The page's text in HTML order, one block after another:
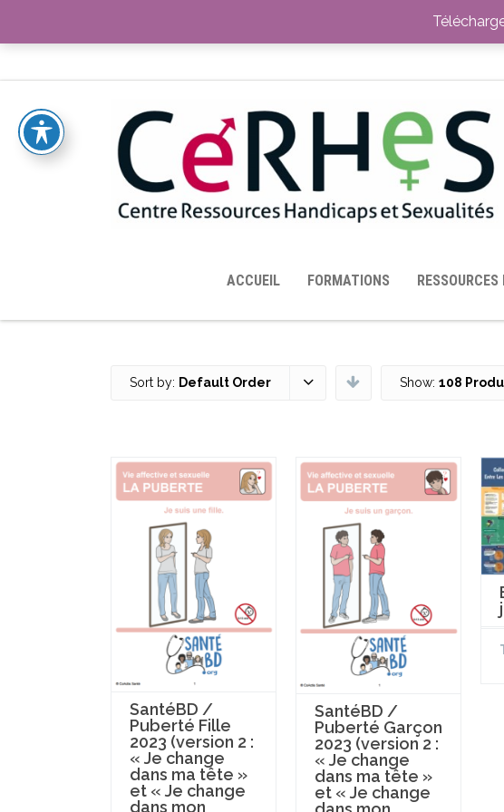
TOUTES LES RESSOURCES MISES À DISPOSITION PAR LE
ACCUEIL FORMATIONS
Sort by: Default Order Show: 108
SantéBD /
Puberté Fille
2023 (version 2 :
« Je change
dans ma tête »
et « Je change
dans mon
SantéBD /
Puberté Garçon
2023 (version 2 :
« Je change
dans ma tête »
et « Je change